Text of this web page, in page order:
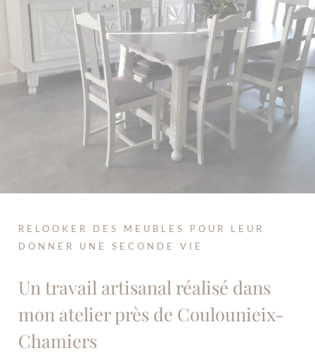
RELOOKER DES MEUBLES POUR LEUR
DONNER UNE SECONDE VIE
Un travail artisanal réalisé dans
mon atelier près de Coulounieix-
Chamiers